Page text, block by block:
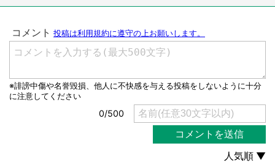
都道府選択